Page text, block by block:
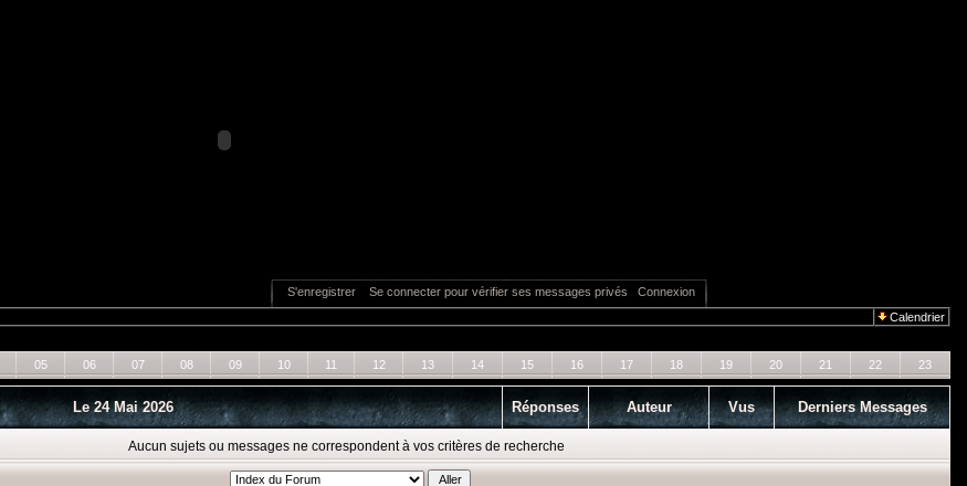
S'enregistrer Se connecter pour vérifier ses messages privés
Connexion
Calendrier
05 06 07 08 09 10 11 12 13 14 15 16 17 18 19 20 21 22 23
Le 24 Mai 2026 Réponses Auteur Vus Derniers Messages
Aucun sujets ou messages ne correspondent à vos critères de recherche